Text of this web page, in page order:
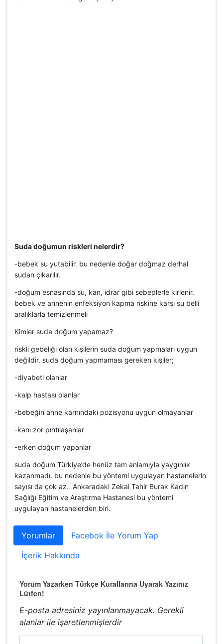
Suda doğumun riskleri nelerdir?
-bebek su yutabilir. bu nedenle doğar doğmaz derhal
sudan çıkarılır.
-doğum esnasında su, kan, idrar gibi sebeplerle kirlenir.
bebek ve annenin enfeksiyon kapma riskine karşı su belli
aralıklarla temizlenmeli
Kimler suda doğum yapamaz?
riskli gebeliği olan kişilerin suda doğum yapmaları uygun
değildir. suda doğum yapmaması gereken kişiler;
-diyabeti olanlar
-kalp hastası olanlar
-bebeğin anne karnındaki pozisyonu uygun olmayanlar
-kanı zor pıhtılaşanlar
-erken doğum yapanlar
suda doğum Türkiye’de henüz tam anlamıyla yaygınlık
kazanmadı. bu nedenle bu yöntemi uygulayan hastanelerin
sayısı da çok az. Ankaradaki Zekai Tahir Burak Kadın
Sağlığı Eğitim ve Araştırma Hastanesi bu yöntemi
uygulayan hastanelerden biri.
Yorumlar
Facebok İle Yorum Yap
İçerik Hakkında
Yorum Yazarken Türkçe Kurallarına Uyarak Yazınız
Lütfen!
E-posta adresiniz yayınlanmayacak. Gerekli
alanlar ile işaretlenmişlerdir